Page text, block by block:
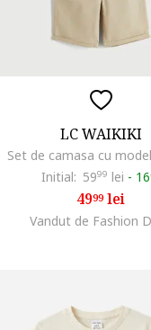
LC WAIKIKI
Initial: 5999 lei -
4999lei
Vandut de Fashion